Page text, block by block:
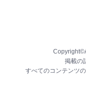
掲載の
すべてのコンテンツ